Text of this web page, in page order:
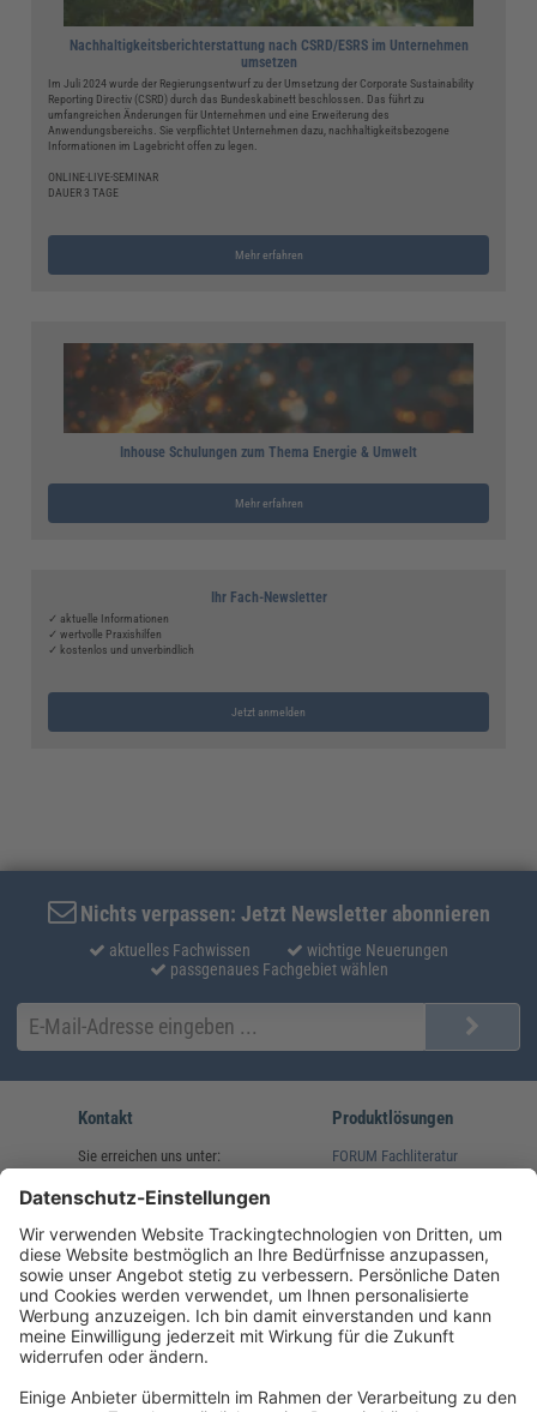
Nachhaltigkeitsberichterstattung nach CSRD/ESRS im Unternehmen
umsetzen
Im Juli 2024 wurde der Regierungsentwurf zu der Umsetzung der Corporate Sustainability
Reporting Directiv (CSRD) durch das Bundeskabinett beschlossen. Das führt zu
umfangreichen Änderungen für Unternehmen und eine Erweiterung des
Anwendungsbereichs. Sie verpflichtet Unternehmen dazu, nachhaltigkeitsbezogene
Informationen im Lagebricht offen zu legen.
ONLINE-LIVE-SEMINAR
DAUER 3 TAGE
Mehr erfahren
Inhouse Schulungen zum Thema Energie & Umwelt
Mehr erfahren
Ihr Fach-Newsletter
✓ aktuelle Informationen
✓ wertvolle Praxishilfen
✓ kostenlos und unverbindlich
Jetzt anmelden
Nichts verpassen: Jetzt Newsletter abonnieren
aktuelles Fachwissen
wichtige Neuerungen
passgenaues Fachgebiet wählen
Kontakt
Sie erreichen uns unter:
(08233) 38 11 23
service@forum-verlag.com
Mo-Do 07:30 - 17:00 Uhr
Fr 07:30 - 15:00 Uhr
Produktlösungen
FORUM Fachliteratur
Folgen Sie uns